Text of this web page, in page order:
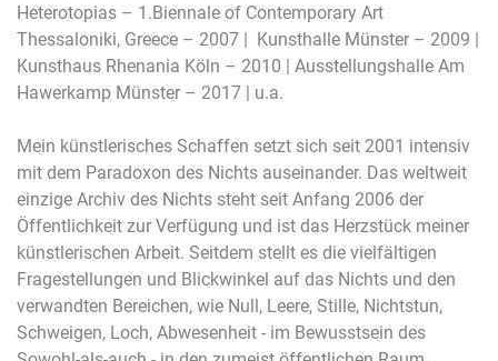
Heterotopias – 1.Biennale of Contemporary Art
Thessaloniki, Greece – 2007 | Kunsthalle Münster – 2009 |
Kunsthaus Rhenania Köln – 2010 | Ausstellungshalle Am
Hawerkamp Münster – 2017 | u.a.
Mein künstlerisches Schaffen setzt sich seit 2001 intensiv
mit dem Paradoxon des Nichts auseinander. Das weltweit
einzige Archiv des Nichts steht seit Anfang 2006 der
Öffentlichkeit zur Verfügung und ist das Herzstück meiner
künstlerischen Arbeit. Seitdem stellt es die vielfältigen
Fragestellungen und Blickwinkel auf das Nichts und den
verwandten Bereichen, wie Null, Leere, Stille, Nichtstun,
Schweigen, Loch, Abwesenheit - im Bewusstsein des